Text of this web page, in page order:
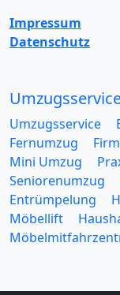
Impressum
Datenschutz
Umzugsservice
Fernumzug
Mini Umzug
Seniorenumzug
Entrümpelung
Möbellift